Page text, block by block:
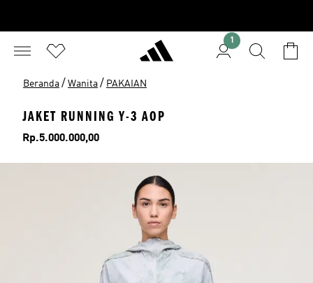
1
Beranda / Wanita / PAKAIAN
JAKET RUNNING Y-3 AOP
Harga
Rp.5.000.000,00